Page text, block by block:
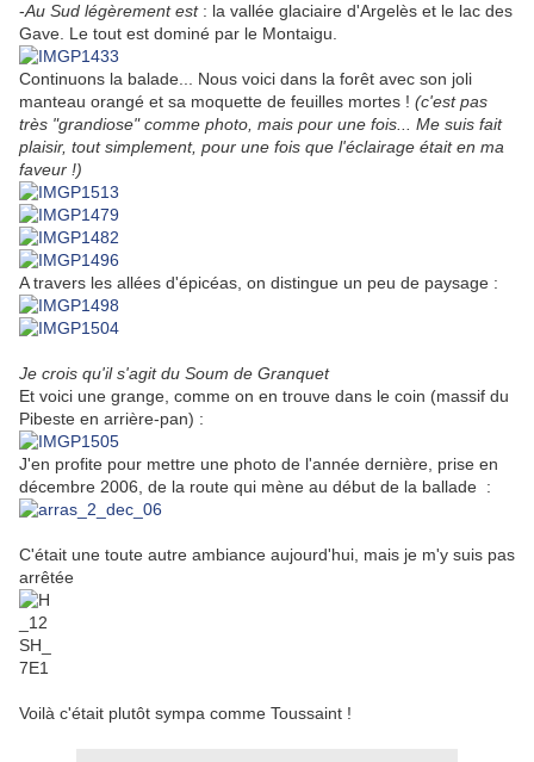
-Au Sud légèrement est: la vallée glaciaire d'Argelès et le lac des
Gave. Le tout est dominé par le Montaigu.
Continuons la balade... Nous voici dans la forêt avec son joli
manteau orangé et sa moquette de feuilles mortes ! (c'est pas
très "grandiose" comme photo, mais pour une fois... Me suis fait
plaisir, tout simplement, pour une fois que l'éclairage était en ma
faveur !)
A travers les allées d'épicéas, on distingue un peu de paysage :
Je crois qu'il s'agit du Soum de Granquet
Et voici une grange, comme on en trouve dans le coin (massif du
Pibeste en arrière-pan) :
J'en profite pour mettre une photo de l'année dernière, prise en
décembre 2006, de la route qui mène au début de la ballade :
C'était une toute autre ambiance aujourd'hui, mais je m'y suis pas
arrêtée
Voilà c'était plutôt sympa comme Toussaint !